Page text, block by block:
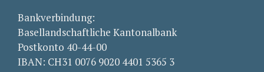
Bankverbindung:
Basellandschaftliche Kantonalbank
Postkonto 40-44-00
IBAN: CH31 0076 9020 4401 5365 3